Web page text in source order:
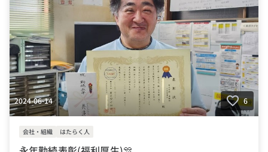
2024-06-14 6
会社・組織 はたらく人